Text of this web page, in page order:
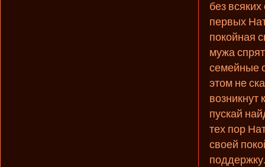
без
первых
покойная
мужа
семейные
этом не
возникнут
пускай
тех пор
своей